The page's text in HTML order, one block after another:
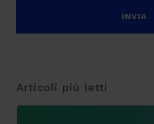
Articoli più letti